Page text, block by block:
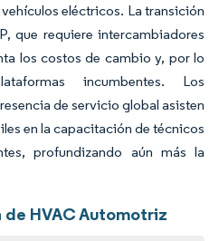
eléctricos. La transición
que requiere intercambiadores
los costos de cambio y, por lo
incumbentes. Los
de servicio global asisten
en la capacitación de técnicos
profundizando aún más la
HVAC Automotriz